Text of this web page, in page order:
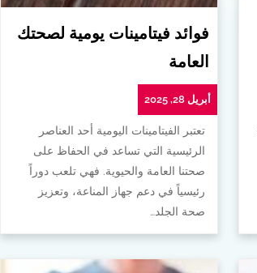
فوائد فيتامينات يومية لصحتك
العامة
أبريل 28, 2025
تعتبر الفيتامينات اليومية أحد العناصر
الرئيسية التي تساعد في الحفاظ على
صحتنا العامة والحيوية. فهي تلعب دوراً
رئيسياً في دعم جهاز المناعة، وتعزيز
صحة الجلد…